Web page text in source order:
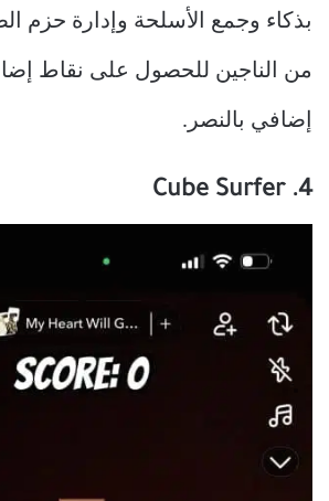
بذكاء وجمع الأسلحة وإدارة حزم
من الناجين للحصول على نقاط
إضافي بالنصر.
4. Cube Surfer